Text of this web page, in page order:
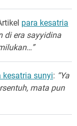
para kesatria
di era sayyidina
kesatria sunyi: “Ya
mata pun